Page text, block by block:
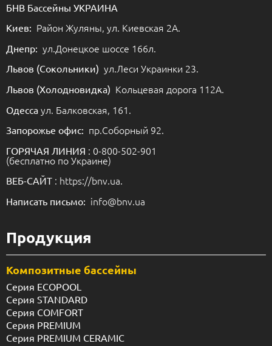
БНВ Бассейны УКРАИНА
Киев: Район Жуляны, ул. Киевская 2А.
Днепр: ул.Донецкое шоссе 166л.
Львов (Сокольники) ул.Леси Украинки 23.
Львов (Холодновидка) Кольцевая дорога 112А.
Одесса ул. Балковская, 161.
Запорожье офис: пр.Соборный 92.
ГОРЯЧАЯ ЛИНИЯ : 0-800-502-901
(бесплатно по Украине)
ВЕБ-САЙТ : https://bnv.ua.
Написать письмо: info@bnv.ua
Продукция
Композитные бассейны
Серия ECOPOOL
Серия STANDARD
Серия COMFORT
Серия PREMIUM
Серия PREMIUM CERAMIC